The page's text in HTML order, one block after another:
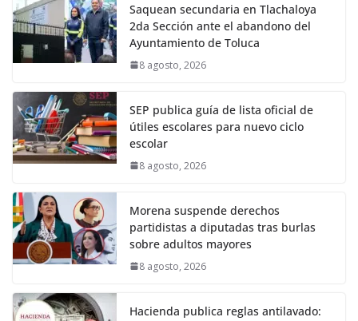
Saquean secundaria en Tlachaloya
2da Sección ante el abandono del
Ayuntamiento de Toluca
8 agosto, 2026
SEP publica guía de lista oficial de
útiles escolares para nuevo ciclo
escolar
8 agosto, 2026
Morena suspende derechos
partidistas a diputadas tras burlas
sobre adultos mayores
8 agosto, 2026
Hacienda publica reglas antilavado: